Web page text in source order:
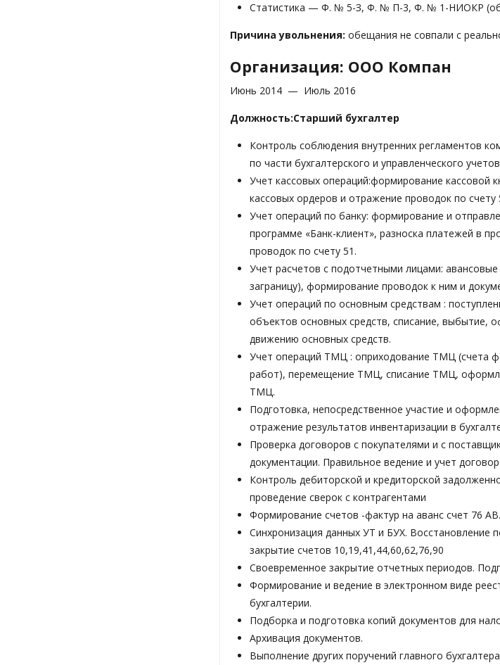
Статистика — Ф. № 5-З, Ф. № П-3, Ф. № 1-НИОКР
Причина увольнения: обещания не совпали с
Организация: ООО Компан
Июнь 2014 — Июль 2016
Должность:Старший бухгалтер
Контроль соблюдения внутренних регламентов
по части бухгалтерского и управленческого
Учет кассовых операций:формирование кассовой
кассовых ордеров и отражение проводок по счету
Учет операций по банку: формирование и
программе «Банк-клиент», разноска платежей в
проводок по счету 51.
Учет расчетов с подотчетными лицами:
заграницу), формирование проводок к ним и
Учет операций по основным средствам :
объектов основных средств, списание, выбытие,
движению основных средств.
Учет операций ТМЦ : оприходование ТМЦ (счета
работ), перемещение ТМЦ, списание ТМЦ,
ТМЦ.
Подготовка, непосредственное участие и
отражение результатов инвентаризации в
Проверка договоров с покупателями и с
документации. Правильное ведение и учет
Контроль дебиторской и кредиторской
проведение сверок с контрагентами
Формирование счетов -фактур на аванс счет 76
Синхронизация данных УТ и БУХ. Восстановление
закрытие счетов 10,19,41,44,60,62,76,90
Своевременное закрытие отчетных периодов.
Формирование и ведение в электронном виде
бухгалтерии.
Подборка и подготовка копий документов для
Архивация документов.
Выполнение других поручений главного